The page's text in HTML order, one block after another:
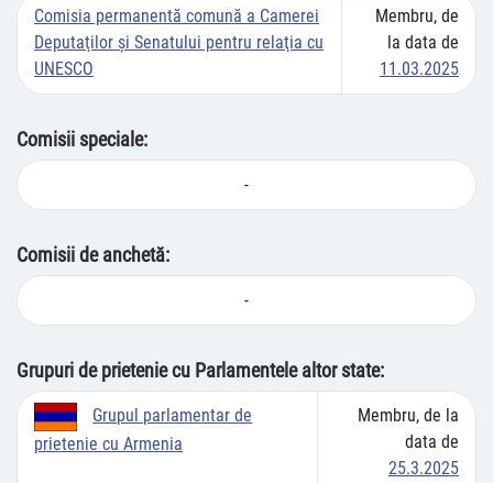
Comisia permanentă comună a Camerei
Deputaţilor şi Senatului pentru relaţia cu
UNESCO
Membru, de
la data de
11.03.2025
Comisii speciale:
-
Comisii de anchetă:
-
Grupuri de prietenie cu Parlamentele altor state:
Grupul parlamentar de
prietenie cu Armenia
Membru, de la
data de
25.3.2025